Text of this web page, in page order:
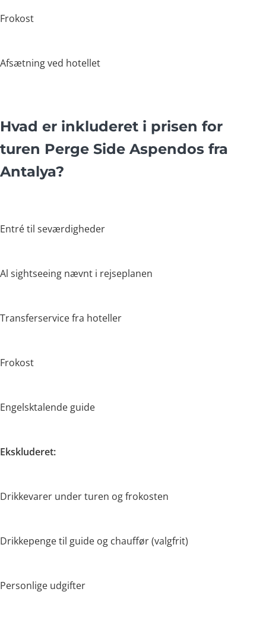
Frokost
Afsætning ved hotellet
Hvad er inkluderet i prisen for
turen Perge Side Aspendos fra
Antalya?
Entré til seværdigheder
Al sightseeing nævnt i rejseplanen
Transferservice fra hoteller
Frokost
Engelsktalende guide
Ekskluderet:
Drikkevarer under turen og frokosten
Drikkepenge til guide og chauffør (valgfrit)
Personlige udgifter